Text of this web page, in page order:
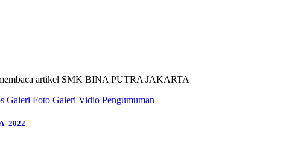
artikel SMK BINA PUTRA JAKARTA
Galeri Foto Galeri Vidio Pengumuman
2022